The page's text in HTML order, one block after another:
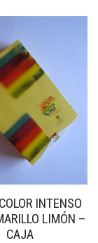
INTENSO
LIMÓN –
CAJA